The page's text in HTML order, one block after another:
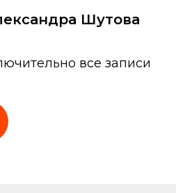
Шутова
все записи